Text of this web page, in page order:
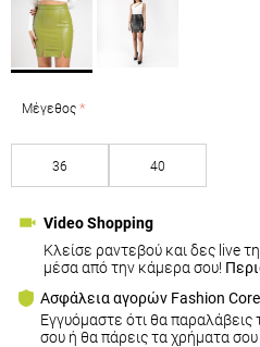
Μέγεθος
36 40
Video Shopping
Κλείσε ραντεβού και δες live
μέσα από την κάμερα σου!
Ασφάλεια αγορών Fashion Core
Εγγυόμαστε ότι θα παραλάβεις
σου ή θα πάρεις τα χρήματα σου